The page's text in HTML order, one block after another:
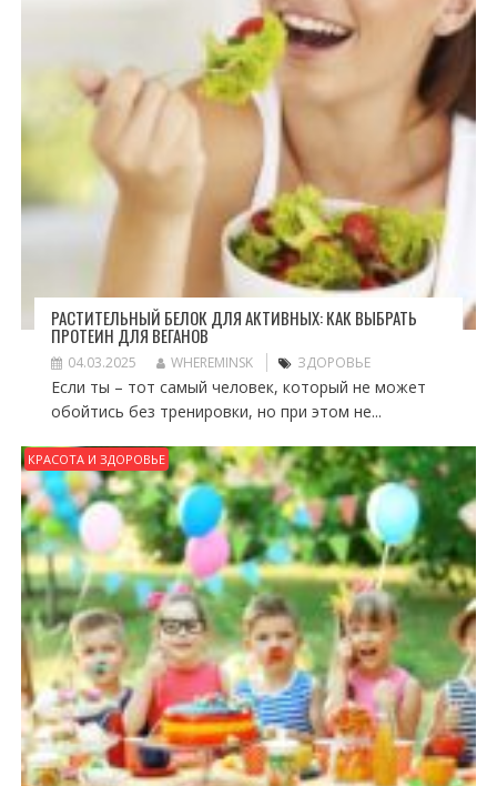
РАСТИТЕЛЬНЫЙ БЕЛОК ДЛЯ АКТИВНЫХ: КАК ВЫБРАТЬ
ПРОТЕИН ДЛЯ ВЕГАНОВ
04.03.2025 WHEREMINSK ЗДОРОВЬЕ
Если ты – тот самый человек, который не может
обойтись без тренировки, но при этом не...
КРАСОТА И ЗДОРОВЬЕ